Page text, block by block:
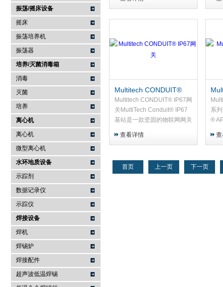
振荡/摇床设备
摇床
振荡培养机
振荡器
培养/灭菌消毒箱
消毒
灭菌
培养
离心机
离心机
微型离心机
水环地质设备
示踪剂
数据记录仪
示踪仪
焊接设备
焊机
焊锡炉
焊接配件
超声波低温焊锡
非常适合获取多个 HOBO MX
Multitech CONDUIT®
IP67网关
Multitech CONDUIT® IP67网
关MultiTech Conduit® IP67
基站是一款坚固的物联网网关
公有或私有网络...
查看详情
系
®
首页 上一页 下一页